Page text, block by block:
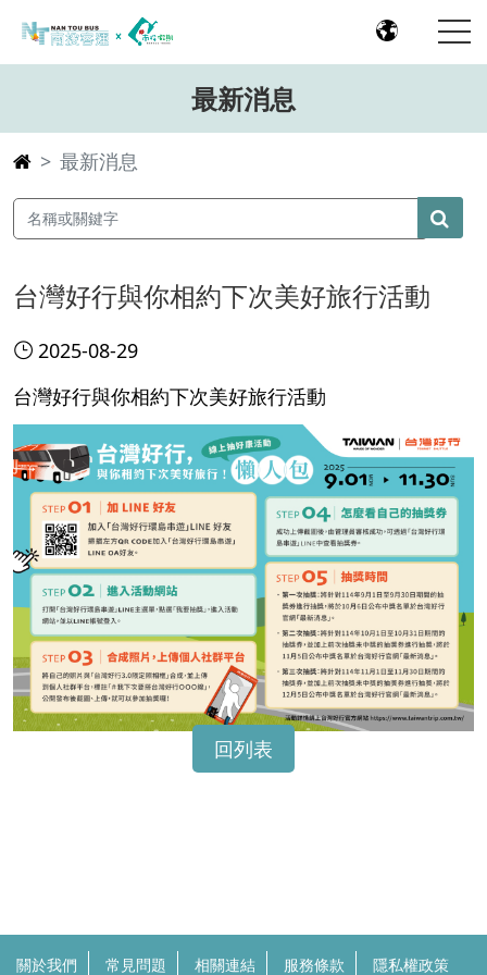
最新消息
最新消息
台灣好行與你相約下次美好旅行活動
2025-08-29
台灣好行與你相約下次美好旅行活動
回列表
關於我們 常見問題 相關連結 服務條款 隱私權政策